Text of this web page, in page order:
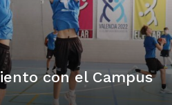
con el Campus